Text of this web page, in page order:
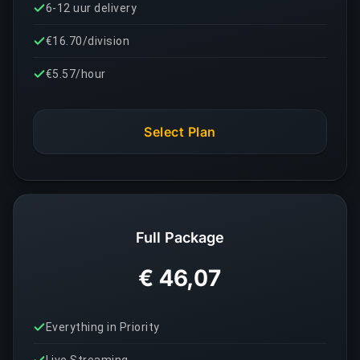
6-12 uur delivery
€16.70/division
€5.57/hour
Select Plan
Full Package
€ 46,07
Everything in Priority